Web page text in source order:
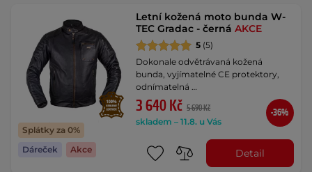
Splátky za 0%
Dáreček
Akce
Letní kožená moto bunda W-
TEC Gradac - černáAKCE
5 (5)
Dokonale odvětrávaná kožená
bunda, vyjímatelné CE protektory,
odnímatelná …
3 640 Kč 5 690 Kč
skladem – 11.8. u Vás
-36%
Detail